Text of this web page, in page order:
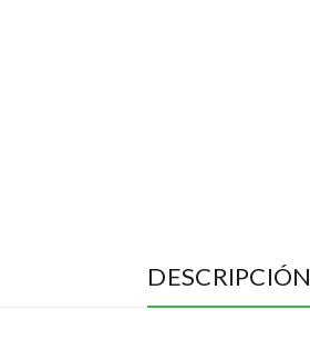
DESCRIPCIÓN